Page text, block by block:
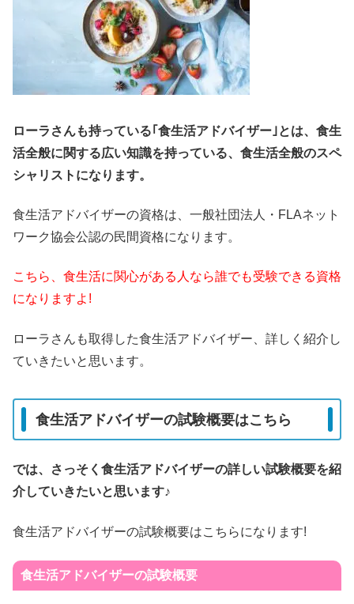
ローラさんも持っている｢食生活アドバイザー｣とは、食生
活全般に関する広い知識を持っている、食生活全般のスペ
シャリストになります。
食生活アドバイザーの資格は、一般社団法人・FLAネット
ワーク協会公認の民間資格になります。
こちら、食生活に関心がある人なら誰でも受験できる資格
になりますよ!
ローラさんも取得した食生活アドバイザー、詳しく紹介し
ていきたいと思います。
食生活アドバイザーの試験概要はこちら
では、さっそく食生活アドバイザーの詳しい試験概要を紹
介していきたいと思います♪
食生活アドバイザーの試験概要はこちらになります!
食生活アドバイザーの試験概要